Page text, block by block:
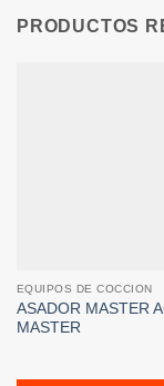
PRODUCTOS
EQUIPOS DE COCCION
ASADOR MASTER
MASTER